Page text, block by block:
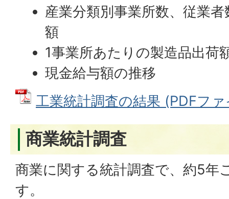
産業分類別事業所数、従業
額
1事業所あたりの製造品出荷
現金給与額の推移
工業統計調査の結果 (PDFフ
商業統計調査
商業に関する統計調査で、約5年
す。